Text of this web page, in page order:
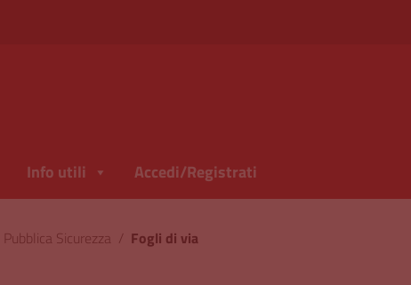
Info utili Accedi/Registrati
Sicurezza / Fogli di via